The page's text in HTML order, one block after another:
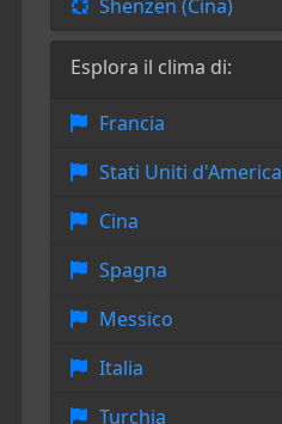
Shenzen (Cina)
Esplora il clima di:
Francia
Stati Uniti d'America
Cina
Spagna
Messico
Italia
Turchia